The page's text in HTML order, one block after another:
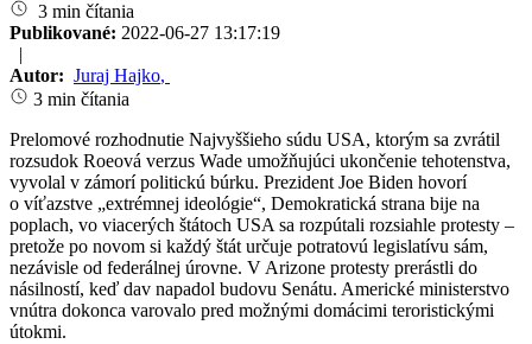
3 min čítania
Publikované: 2022-06-27 13:17:19
|
Autor: Juraj Hajko,
3 min čítania
Prelomové rozhodnutie Najvyššieho súdu USA, ktorým sa zvrátil
rozsudok Roeová verzus Wade umožňujúci ukončenie tehotenstva,
vyvolal v zámorí politickú búrku. Prezident Joe Biden hovorí
o víťazstve „extrémnej ideológie“, Demokratická strana bije na
poplach, vo viacerých štátoch USA sa rozpútali rozsiahle protesty –
pretože po novom si každý štát určuje potratovú legislatívu sám,
nezávisle od federálnej úrovne. V Arizone protesty prerástli do
násilností, keď dav napadol budovu Senátu. Americké ministerstvo
vnútra dokonca varovalo pred možnými domácimi teroristickými
útokmi.